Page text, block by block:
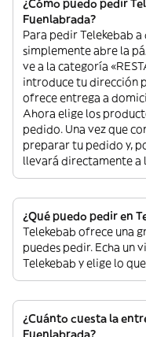
¿Cómo puedo pedir
Fuenlabrada?
Para pedir Telekebab
simplemente abre la
ve a la categoría
introduce tu dirección
ofrece entrega a
Ahora elige los
pedido. Una vez que
preparar tu pedido y,
llevará directamente a
¿Qué puedo pedir en
Telekebab ofrece una
puedes pedir. Echa un
Telekebab y elige lo
¿Cuánto cuesta la
Fuenlabrada?